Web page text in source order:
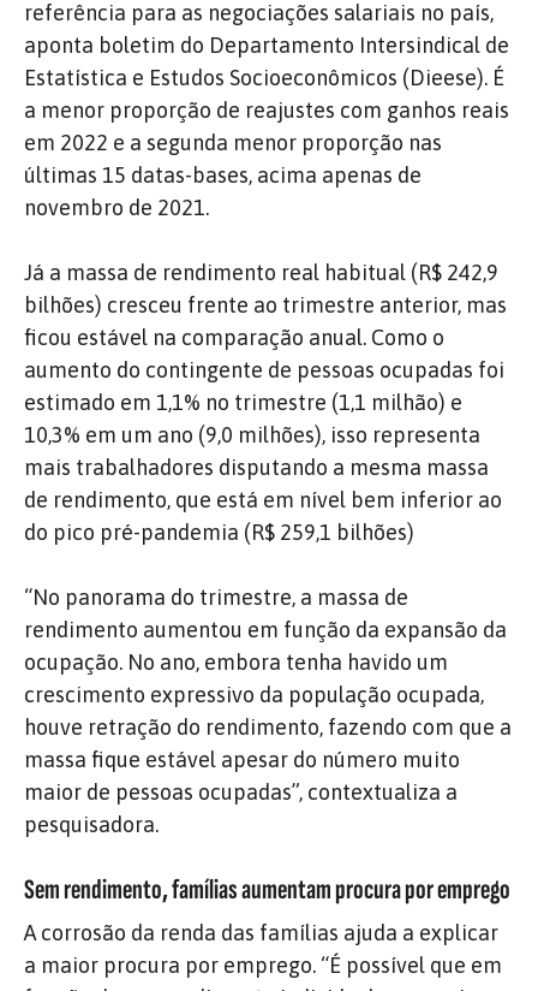
referência para as negociações salariais no país,
aponta boletim do Departamento Intersindical de
Estatística e Estudos Socioeconômicos (Dieese). É
a menor proporção de reajustes com ganhos reais
em 2022 e a segunda menor proporção nas
últimas 15 datas-bases, acima apenas de
novembro de 2021.
Já a massa de rendimento real habitual (R$ 242,9
bilhões) cresceu frente ao trimestre anterior, mas
ficou estável na comparação anual. Como o
aumento do contingente de pessoas ocupadas foi
estimado em 1,1% no trimestre (1,1 milhão) e
10,3% em um ano (9,0 milhões), isso representa
mais trabalhadores disputando a mesma massa
de rendimento, que está em nível bem inferior ao
do pico pré-pandemia (R$ 259,1 bilhões)
“No panorama do trimestre, a massa de
rendimento aumentou em função da expansão da
ocupação. No ano, embora tenha havido um
crescimento expressivo da população ocupada,
houve retração do rendimento, fazendo com que a
massa fique estável apesar do número muito
maior de pessoas ocupadas”, contextualiza a
pesquisadora.
Sem rendimento, famílias aumentam procura por emprego
A corrosão da renda das famílias ajuda a explicar
a maior procura por emprego. “É possível que em